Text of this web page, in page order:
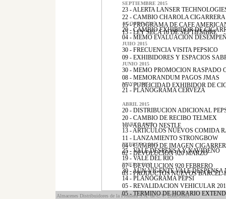
SEPTIEMBRE 2015
23 - ALERTA LANSER
22 - CAMBIO CHAROLA CIGARRERA
15 - PROGRAMA DE CAFE
15 - LEY SECA 16 DE SEPTIEMBRE
AGOSTO 2015
20 - CAMBIO EXHIBIDOR DE
04 - MEMO EVALUACION
JUlIO 2015
30 - FRECUENCIA VISITA PEPSICO
09 - EXHIBIDORES Y ESPACIOS
JUNIO 2015
30 - MEMO PROMOCION RASPADO
08 - MEMORANDUM PAGOS JMAS
05 - PUBLICIDAD EXHIBIDOR DE
MAYO 2015
21 - PLANOGRAMA CERVEZA
ABRIL 2015
20 - DISTRIBUCION ADICIONAL
20 - CAMBIO DE RECIBO TELMEX
16 - ABASTO NESTLE
MARZO 2015
13 - ARTICULOS NUEVOS COMIDA
11 - LANZAMIENTO STRONGBOW
04 - CAMBIO DE IMAGEN
02 - DEVOLUCION 920 MARZO
FEBRERO 2015
25 - VALE DESPENSA Y NAVIDEÑO
19 - VALE DEL RIO
07 - DEVOLUCION 920 FEBRERO
03 - PRODUCTOS NUEVOS
ENERO 2015
30 - AUN VIGENTE VALE DESPENSA
14 - PLANOGRAMA PEPSI
05 - REVALIDACION VEHICULAR
05 - TERMINO DE HORARIO
Almacenes Distribuidores de la Frontera S.A. de C.V. 2000-2003